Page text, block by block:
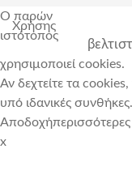
Χρήσης
Ο παρών
ιστότοπος
χρησιμοποιεί cookies.
Αν δεχτείτε τα
υπό ιδανικές συνθήκες.
Αποδοχή
x